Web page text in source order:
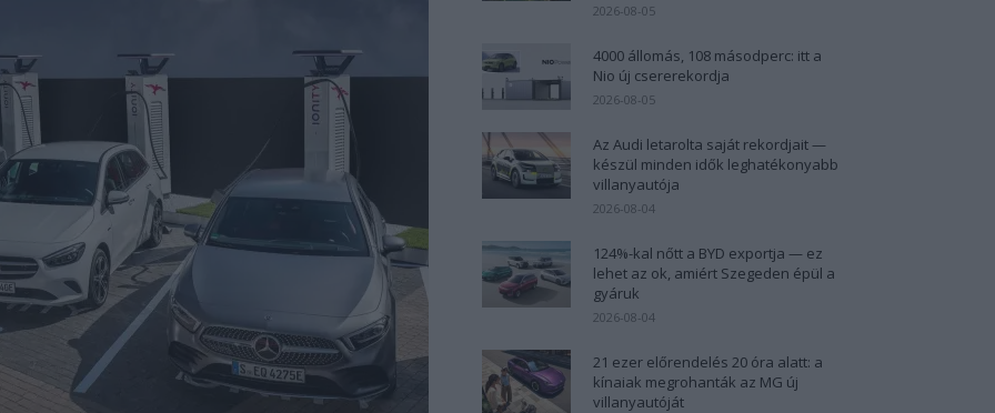
2026-08-05
4000 állomás, 108 másodperc: itt a
Nio új csererekordja
2026-08-05
Az Audi letarolta saját rekordjait —
készül minden idők leghatékonyabb
villanyautója
2026-08-04
124%-kal nőtt a BYD exportja — ez
lehet az ok, amiért Szegeden épül a
gyáruk
2026-08-04
21 ezer előrendelés 20 óra alatt: a
kínaiak megrohanták az MG új
villanyautóját